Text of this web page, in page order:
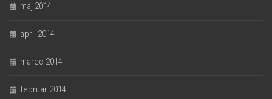
maj 2014
april 2014
marec 2014
februar 2014